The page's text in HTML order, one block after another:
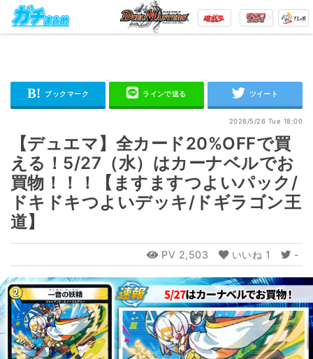
2026/5/26 Tue 18:00
【デュエマ】全カード20%OFFで買
える！5/27（水）はカーナベルでお
買物！！！【ますますつよいパック/
ドキドキつよいデッキ/ドギラゴン王
道】
PV 2,503 いいね 1 -